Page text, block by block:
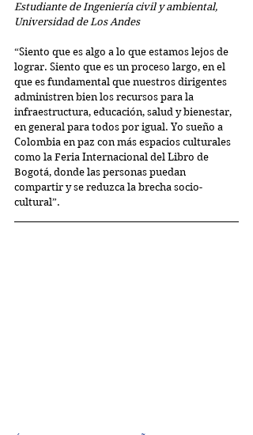
Estudiante de Ingeniería civil y ambiental,
Universidad de Los Andes
“Siento que es algo a lo que estamos lejos de
lograr. Siento que es un proceso largo, en el
que es fundamental que nuestros dirigentes
administren bien los recursos para la
infraestructura, educación, salud y bienestar,
en general para todos por igual. Yo sueño a
Colombia en paz con más espacios culturales
como la Feria Internacional del Libro de
Bogotá, donde las personas puedan
compartir y se reduzca la brecha socio-
cultural”.